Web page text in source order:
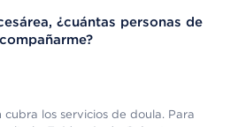
¿cuántas personas de
cubra los servicios de doula. Para